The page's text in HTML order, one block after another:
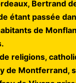
Bertrand
étant passée
de
religions,
de